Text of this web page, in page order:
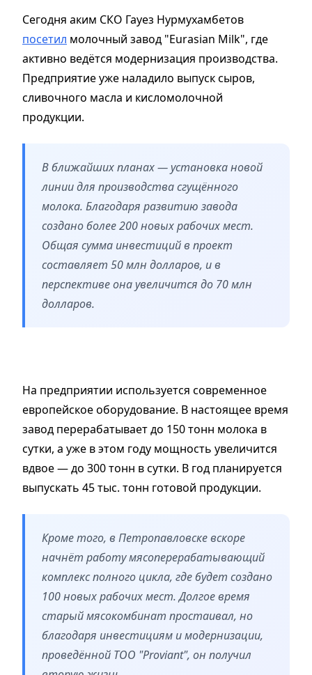
Сегодня аким СКО Гауез Нурмухамбетов
посетил молочный завод "Eurasian Milk", где
активно ведётся модернизация производства.
Предприятие уже наладило выпуск сыров,
сливочного масла и кисломолочной
продукции.
В ближайших планах — установка новой
линии для производства сгущённого
молока. Благодаря развитию завода
создано более 200 новых рабочих мест.
Общая сумма инвестиций в проект
составляет 50 млн долларов, и в
перспективе она увеличится до 70 млн
долларов.
На предприятии используется современное
европейское оборудование. В настоящее время
завод перерабатывает до 150 тонн молока в
сутки, а уже в этом году мощность увеличится
вдвое — до 300 тонн в сутки. В год планируется
выпускать 45 тыс. тонн готовой продукции.
Кроме того, в Петропавловске вскоре
начнёт работу мясоперерабатывающий
комплекс полного цикла, где будет создано
100 новых рабочих мест. Долгое время
старый мясокомбинат простаивал, но
благодаря инвестициям и модернизации,
проведённой ТОО "Proviant", он получил